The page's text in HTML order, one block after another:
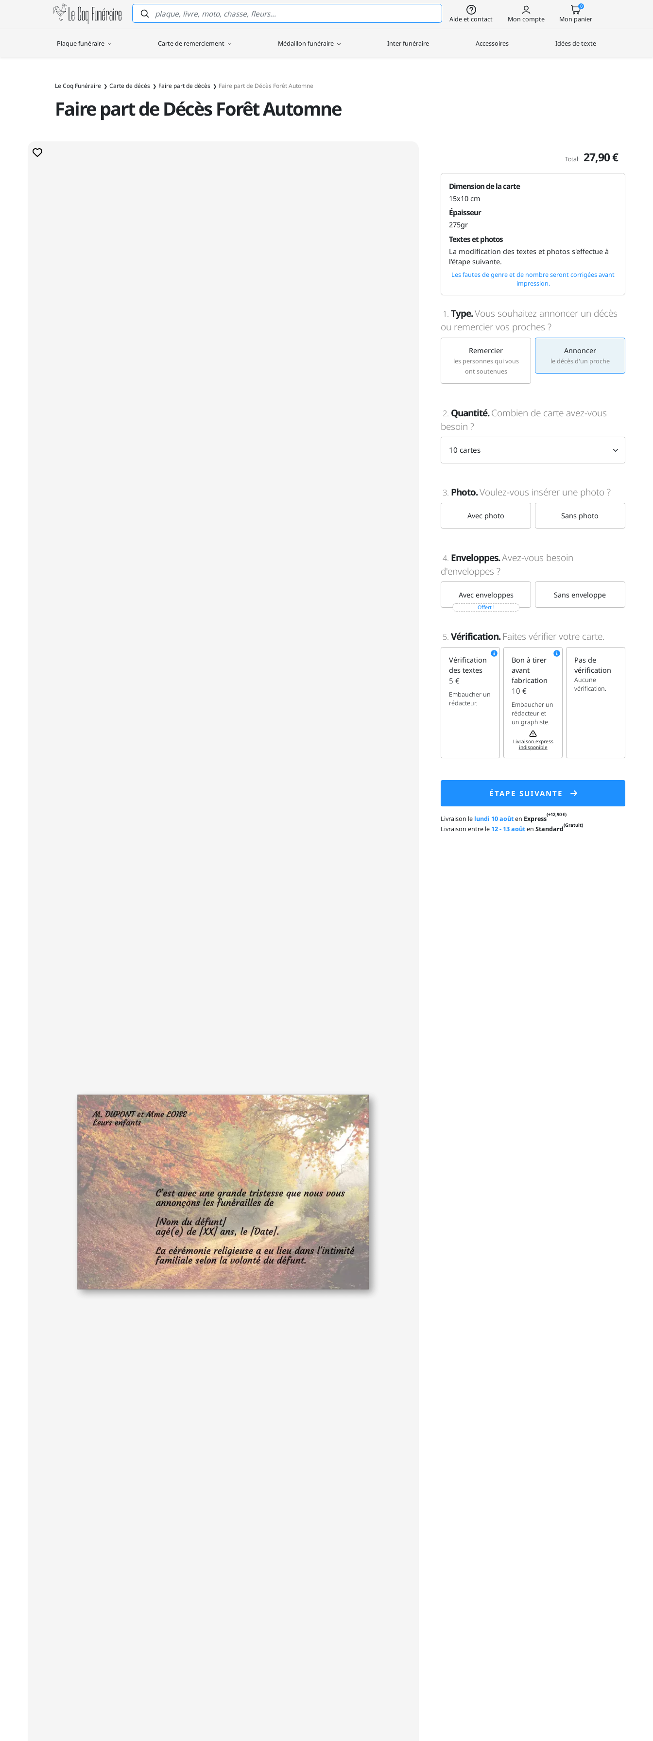
Le Coq Funéraire
Aide et contact Mon compte
0
Mon panier
Plaque funéraire Carte de remerciement Médaillon funéraire Inter funéraire Accessoires Idées de texte
Le Coq Funéraire Carte de décès Faire part de décès Faire part de Décès Forêt Automne
Faire part de Décès Forêt Automne
Total: 27,90 €
Dimension de la carte
15x10 cm
Épaisseur
275gr
Textes et photos
La modification des textes et photos s'effectue à
l'étape suivante.
Les fautes de genre et de nombre seront corrigées avant
impression.
1. Type.Vous souhaitez annoncer un décès
ou remercier vos proches ?
Remercier
les personnes qui vous
ont soutenues
Annoncer
le décès d'un proche
2. Quantité.Combien de carte avez-vous
besoin ?
3. Photo.Voulez-vous insérer une photo ?
Avec photo Sans photo
4. Enveloppes.Avez-vous besoin
d'enveloppes ?
Avec enveloppes
Offert !
Sans enveloppe
5. Vérification. Faites vérifier votre carte.
Vérification
des textes
5 €
Embaucher un
rédacteur.
Bon à tirer
avant
fabrication
10 €
Embaucher un
rédacteur et
un graphiste.
Livraison express
indisponible
Pas de
vérification
Aucune
vérification.
ÉTAPE SUIVANTE
Livraison le lundi 10 aoûten Express(+12,90 €)
Livraison entre le 12 - 13 aoûtenStandard(Gratuit)